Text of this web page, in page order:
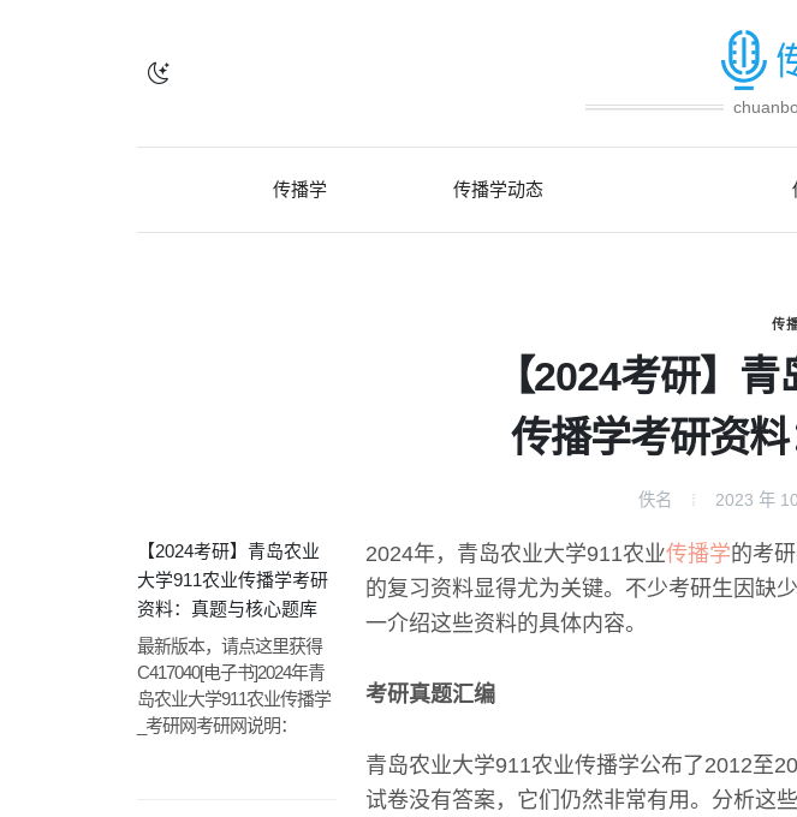
传播学 传播学动态
传
【2024考研】
传播学考研资
佚名 2023 年
【2024考研】青岛农业
大学911农业传播学考研
资料：真题与核心题库
最新版本，请点这里获得
C417040[电子书]2024年青
岛农业大学911农业传播学
_考研网考研网说明：
2024年，青岛农业大学911农业传播学的考
的复习资料显得尤为关键。不少考研生因缺
一介绍这些资料的具体内容。
考研真题汇编
青岛农业大学911农业传播学公布了2012至
试卷没有答案，它们仍然非常有用。分析这